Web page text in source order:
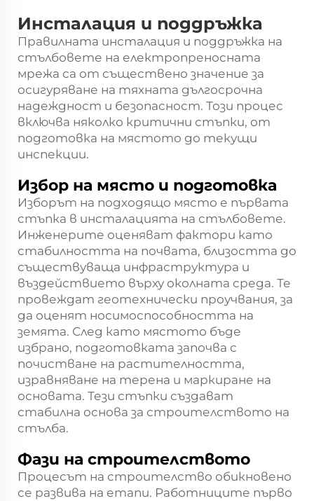
Инсталация и поддръжка
Правилната инсталация и поддръжка на
стълбовете на електропреносната
мрежа са от съществено значение за
осигуряване на тяхната дългосрочна
надеждност и безопасност. Този процес
включва няколко критични стъпки, от
подготовка на мястото до текущи
инспекции.
Избор на място и подготовка
Изборът на подходящо място е първата
стъпка в инсталацията на стълбовете.
Инженерите оценяват фактори като
стабилността на почвата, близостта до
съществуваща инфраструктура и
въздействието върху околната среда. Те
провеждат геотехнически проучвания, за
да оценят носимоспособността на
земята. След като мястото бъде
избрано, подготовката започва с
почистване на растителността,
изравняване на терена и маркиране на
основата. Тези стъпки създават
стабилна основа за строителството на
стълба.
Фази на строителството
Процесът на строителство обикновено
се развива на етапи. Работниците първо